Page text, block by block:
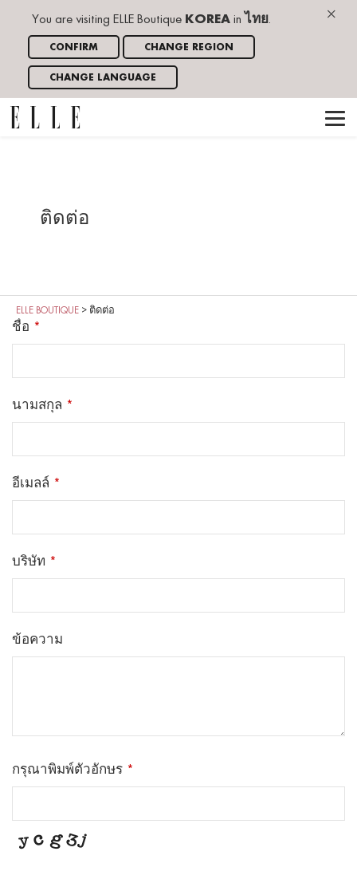
×
You are visiting ELLE Boutique KOREA in ไทย.
CONFIRM CHANGE REGION
CHANGE LANGUAGE
ติดต่อ
ELLE BOUTIQUE > ติดต่อ
ชื่อ *
นามสกุล *
อีเมลล์ *
บริษัท *
ข้อความ
กรุณาพิมพ์ตัวอักษร *